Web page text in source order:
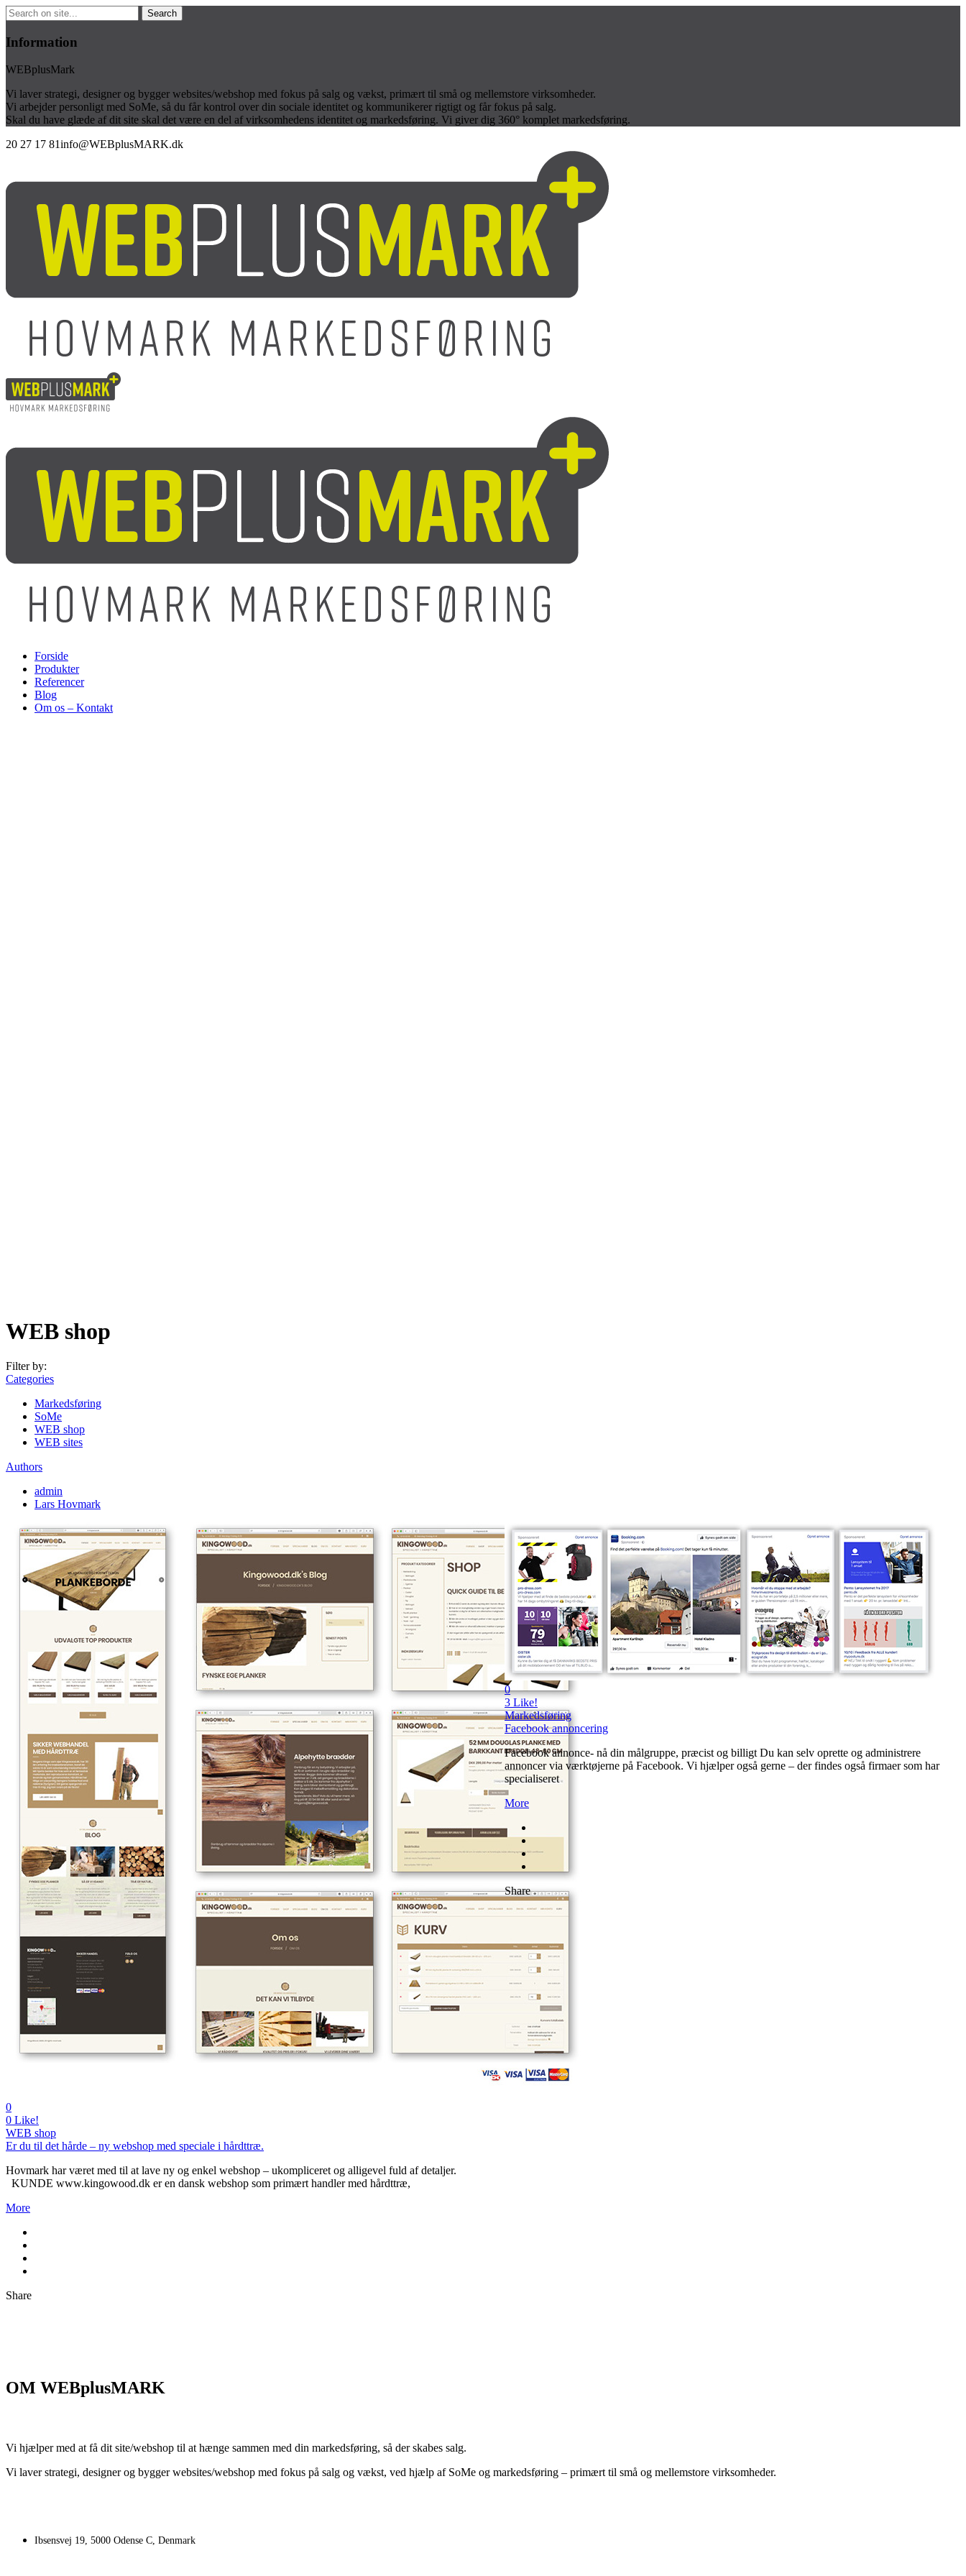
Information
WEBplusMark
Vi laver strategi, designer og bygger websites/webshop med fokus på salg og vækst, primært til små og mellemstore virksomheder.
Vi arbejder personligt med SoMe, så du får kontrol over din sociale identitet og kommunikerer rigtigt og får fokus på salg.
Skal du have glæde af dit site skal det være en del af virksomhedens identitet og markedsføring. Vi giver dig 360° komplet markedsføring.
20 27 17 81info@WEBplusMARK.dk
Forside
Produkter
Referencer
Blog
Om os – Kontakt
WEB shop
Filter by:
Categories
Markedsføring
SoMe
WEB shop
WEB sites
Authors
admin
Lars Hovmark
0
0 Like!
WEB shop
Er du til det hårde – ny webshop med speciale i hårdttræ.
Hovmark har været med til at lave ny og enkel webshop – ukompliceret og alligevel fuld af detaljer.
KUNDE www.kingowood.dk er en dansk webshop som primært handler med hårdttræ,
More
Share
0
3 Like!
Markedsføring
Facebook annoncering
Facebook annonce- nå din målgruppe, præcist og billigt Du kan selv oprette og administrere
annoncer via værktøjerne på Facebook. Vi hjælper også gerne – der findes også firmaer som har
specialiseret
More
Share
OM WEBplusMARK
Vi hjælper med at få dit site/webshop til at hænge sammen med din markedsføring, så der skabes salg.
Vi laver strategi, designer og bygger websites/webshop med fokus på salg og vækst, ved hjælp af SoMe og markedsføring – primært til små og mellemstore virksomheder.
Ibsensvej 19, 5000 Odense C, Denmark